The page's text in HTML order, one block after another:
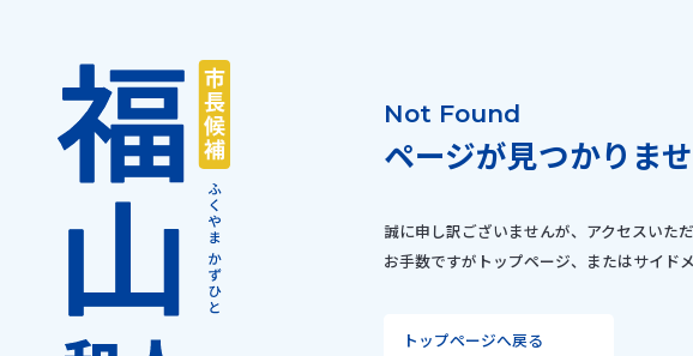
Not Found
ページが見つかりま
誠に申し訳ございませんが、アクセスいた
お手数ですがトップページ、またはサイド
トップページへ戻る